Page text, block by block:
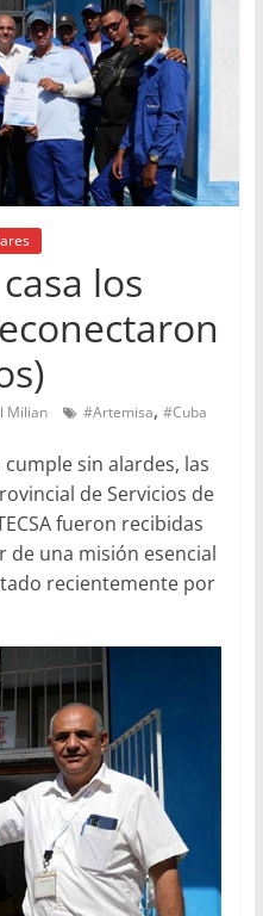
los
Milian #Artemisa, #Cuba
sin alardes, las
de Servicios de
fueron recibidas
de una misión esencial
recientemente por